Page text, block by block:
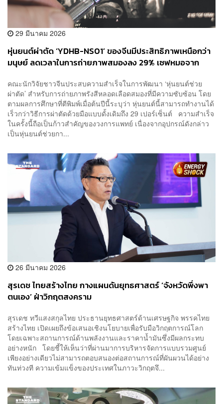
29 มีนาคม 2026
หุ่นยนต์ผ่าตัด ‘YDHB-NS01’ ของจีนมีประสิทธิภาพเหนือกว่า
มนุษย์ ลดเวลาในการถ่ายภาพสมองลง 29% เซฟหมอจาก
คณะนักวิจัยชาวจีนประสบความสำเร็จในการพัฒนา ‘หุ่นยนต์ช่วย
ผ่าตัด’ สำหรับการถ่ายภาพรังสีหลอดเลือดสมองที่มีความซับซ้อน โดย
ตามผลการศึกษาที่ตีพิมพ์เมื่อต้นปีนี้ระบุว่า หุ่นยนต์นี้สามารถทำงานได้
เร็วกว่าวิธีการผ่าตัดด้วยมือแบบดั้งเดิมถึง 29 เปอร์เซ็นต์ ความสำเร็จ
ในครั้งนี้ถือเป็นก้าวสำคัญของวงการแพทย์ เนื่องจากอุปกรณ์ดังกล่าว
เป็นหุ่นยนต์ช่วยกา...
26 มีนาคม 2026
สุรเดช ไทยสร้างไทย กางแผนดันยุทธศาสตร์ ‘จังหวัดพึ่งพา
ตนเอง’ ฝ่าวิกฤตสงคราม
สุรเดช ทวีแสงสกุลไทย ประธานยุทธศาสตร์ด้านเศรษฐกิจ พรรคไทย
สร้างไทย เปิดเผยถึงข้อเสนอเชิงนโยบายเพื่อรับมือวิกฤตการณ์โลก
โดยเฉพาะสถานการณ์ด้านพลังงานและราคาน้ำมันซึ่งมีผลกระทบ
อย่างหนัก โดยชี้ให้เห็นว่าที่ผ่านมาการบริหารจัดการแบบรวมศูนย์
เพียงอย่างเดียวไม่สามารถตอบสนองต่อสถานการณ์ที่ผันผวนได้อย่าง
ทันท่วงที ความเข้มแข็งของประเทศในภาวะวิกฤตจึ...